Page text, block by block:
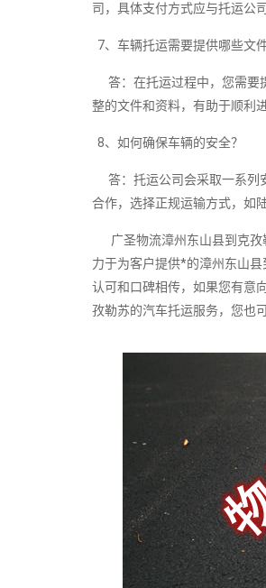
司，具体支付方式应与托运公
7、车辆托运需要提供哪些文
答：在托运过程中，您需要
整的文件和资料，有助于顺利
8、如何确保车辆的安全？
答：托运公司会采取一系列
合作，选择正规运输方式，如
广圣物流漳州东山县到克孜
力于为客户提供*的漳州东山
认可和口碑相传，如果您有意
孜勒苏的汽车托运服务，您也